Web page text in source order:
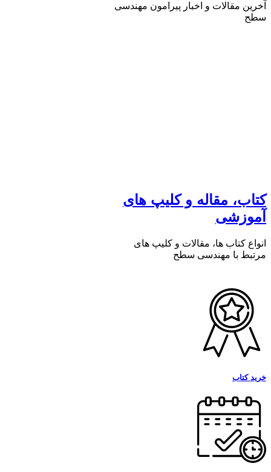
آخرین مقالات و اخبار پیرامون مهندسی
سطح
کتاب، مقاله و کلیپ های
آموزشی
انواع کتاب ها، مقالات و کلیپ های
مرتبط با مهندسی سطح
خرید کتاب